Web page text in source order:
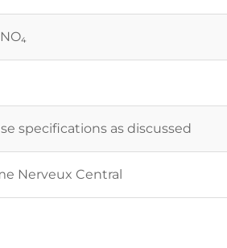
specifications as discussed
Nerveux Central